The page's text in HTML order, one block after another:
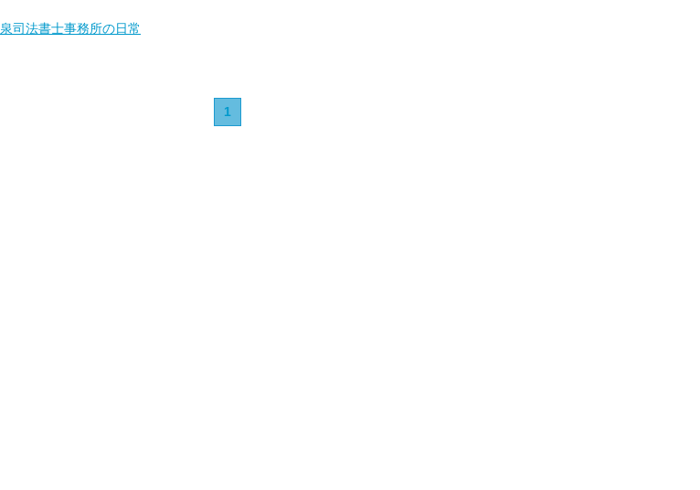
を通じて色んな方との御縁ができ、
泉司法書士事務所の日常
1